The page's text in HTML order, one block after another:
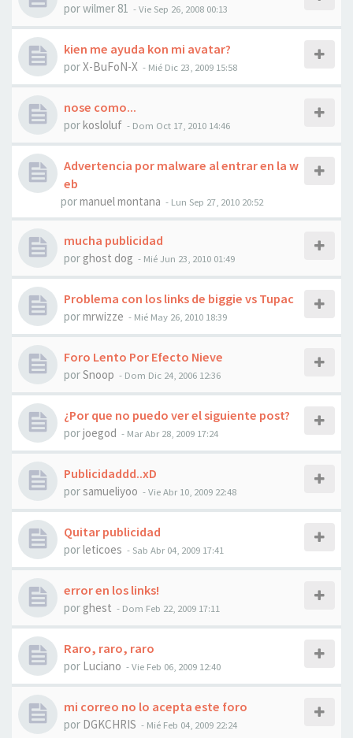
porwilmer 81 -Vie Sep 26, 2008 00:13
kien me ayuda kon mi avatar?
porX-BuFoN-X - Mié Dic 23, 2009 15:58
nose como...
porkosloluf - Dom Oct 17, 2010 14:46
Advertencia por malware al entrar en la w
eb
pormanuel montana - Lun Sep 27, 2010 20:52
mucha publicidad
por ghost dog - Mié Jun 23, 2010 01:49
Problema con los links de biggie vs Tupac
pormrwizze - Mié May 26, 2010 18:39
Foro Lento Por Efecto Nieve
porSnoop - Dom Dic 24, 2006 12:36
¿Por que no puedo ver el siguiente post?
porjoegod - Mar Abr 28, 2009 17:24
Publicidaddd..xD
porsamueliyoo -Vie Abr 10, 2009 22:48
Quitar publicidad
porleticoes - Sab Abr 04, 2009 17:41
error en los links!
por ghest - Dom Feb 22, 2009 17:11
Raro, raro, raro
por Luciano -Vie Feb 06, 2009 12:40
mi correo no lo acepta este foro
por DGKCHRIS - Mié Feb 04, 2009 22:24